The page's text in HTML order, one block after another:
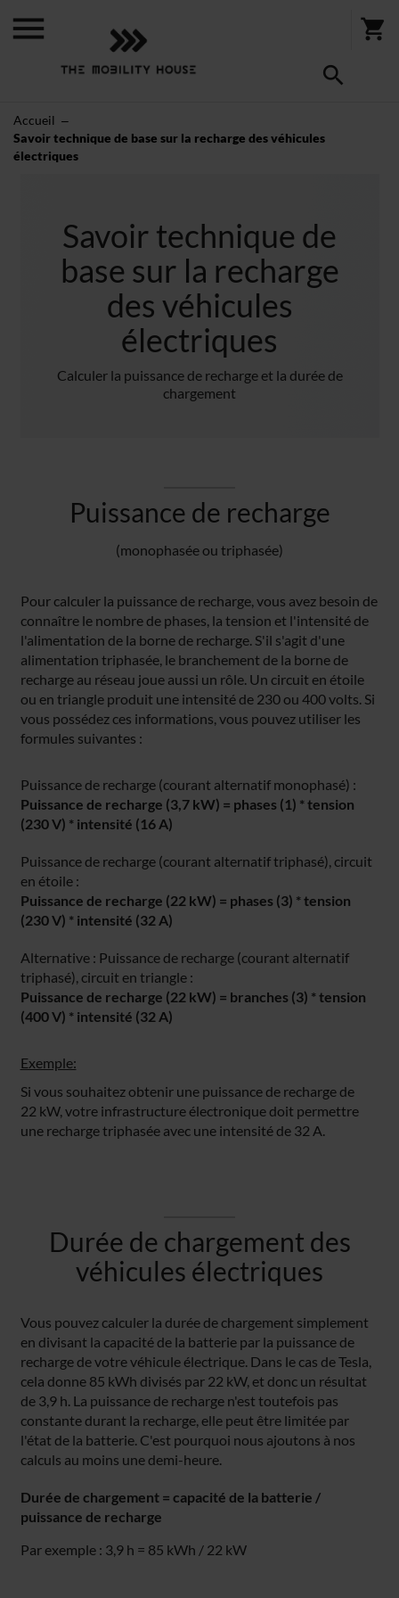
Accueil
Savoir technique de base sur la recharge des véhicules
électriques
Savoir technique de
base sur la recharge
des véhicules
électriques
Calculer la puissance de recharge et la durée de
chargement
Puissance de recharge
(monophasée ou triphasée)
Pour calculer la puissance de recharge, vous avez besoin de
connaître le nombre de phases, la tension et l'intensité de
l'alimentation de la borne de recharge. S'il s'agit d'une
alimentation triphasée, le branchement de la borne de
recharge au réseau joue aussi un rôle. Un circuit en étoile
ou en triangle produit une intensité de 230 ou 400 volts. Si
vous possédez ces informations, vous pouvez utiliser les
formules suivantes :
Puissance de recharge (courant alternatif monophasé) :
Puissance de recharge (3,7 kW) = phases (1) * tension
(230 V) * intensité (16 A)
Puissance de recharge (courant alternatif triphasé), circuit
en étoile :
Puissance de recharge (22 kW) = phases (3) * tension
(230 V) * intensité (32 A)
Alternative : Puissance de recharge (courant alternatif
triphasé), circuit en triangle :
Puissance de recharge (22 kW) = branches (3) * tension
(400 V) * intensité (32 A)
Exemple:
Si vous souhaitez obtenir une puissance de recharge de
22 kW, votre infrastructure électronique doit permettre
une recharge triphasée avec une intensité de 32 A.
Durée de chargement des
véhicules électriques
Vous pouvez calculer la durée de chargement simplement
en divisant la capacité de la batterie par la puissance de
recharge de votre véhicule électrique. Dans le cas de Tesla,
cela donne 85 kWh divisés par 22 kW, et donc un résultat
de 3,9 h. La puissance de recharge n'est toutefois pas
constante durant la recharge, elle peut être limitée par
l'état de la batterie. C'est pourquoi nous ajoutons à nos
calculs au moins une demi-heure.
Durée de chargement = capacité de la batterie /
puissance de recharge
Par exemple : 3,9 h = 85 kWh / 22 kW